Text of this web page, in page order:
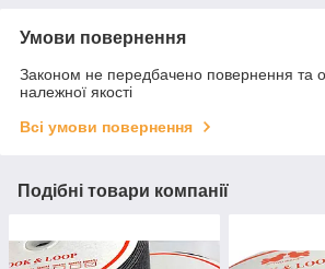
Умови повернення
Законом не передбачено повернення та
належної якості
Всі умови повернення
Подібні товари компанії